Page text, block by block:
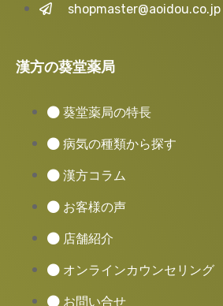
shopmaster@aoidou.co.jp
漢方の葵堂薬局
葵堂薬局の特長
病気の種類から探す
漢方コラム
お客様の声
店舗紹介
オンラインカウンセリング
お問い合せ